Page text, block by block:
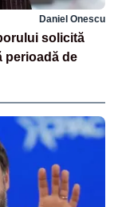
Daniel Onescu
solicită
perioadă de